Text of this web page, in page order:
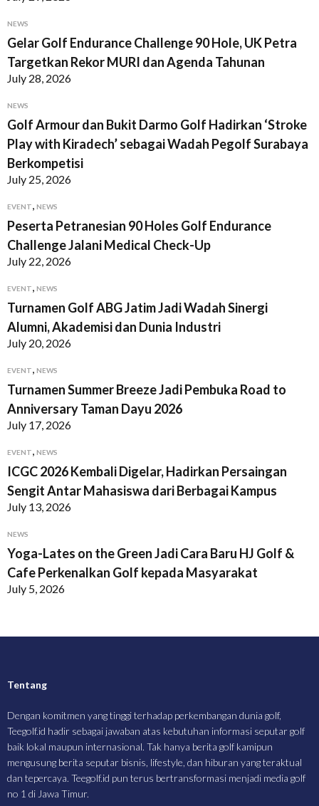
NEWS
Gelar Golf Endurance Challenge 90 Hole, UK Petra
Targetkan Rekor MURI dan Agenda Tahunan
July 28, 2026
NEWS
Golf Armour dan Bukit Darmo Golf Hadirkan ‘Stroke
Play with Kiradech’ sebagai Wadah Pegolf Surabaya
Berkompetisi
July 25, 2026
EVENT NEWS
Peserta Petranesian 90 Holes Golf Endurance
Challenge Jalani Medical Check-Up
July 22, 2026
EVENT NEWS
Turnamen Golf ABG Jatim Jadi Wadah Sinergi
Alumni, Akademisi dan Dunia Industri
July 20, 2026
EVENT NEWS
Turnamen Summer Breeze Jadi Pembuka Road to
Anniversary Taman Dayu 2026
July 17, 2026
EVENT NEWS
ICGC 2026 Kembali Digelar, Hadirkan Persaingan
Sengit Antar Mahasiswa dari Berbagai Kampus
July 13, 2026
NEWS
Yoga-Lates on the Green Jadi Cara Baru HJ Golf &
Cafe Perkenalkan Golf kepada Masyarakat
July 5, 2026
Tentang
Dengan komitmen yang tinggi terhadap perkembangan dunia golf,
Teegolf.id hadir sebagai jawaban atas kebutuhan informasi seputar golf
baik lokal maupun internasional. Tak hanya berita golf kamipun
mengusung berita seputar bisnis, lifestyle, dan hiburan yang teraktual
dan tepercaya. Teegolf.id pun terus bertransformasi menjadi media golf
no 1 di Jawa Timur.